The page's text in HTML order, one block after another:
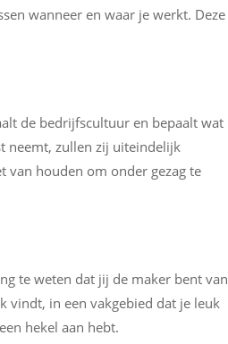
wanneer en waar je werkt. Deze
de bedrijfscultuur en bepaalt wat
neemt, zullen zij uiteindelijk
van houden om onder gezag te
te weten dat jij de maker bent van
vindt, in een vakgebied dat je leuk
hekel aan hebt.